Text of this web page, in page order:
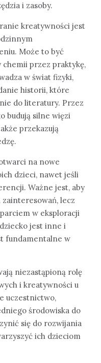
i zasoby.
kreatywności jest
Może to być
przez praktykę,
w świat fizyki,
historii, które
do literatury. Przez
budują silne więzi
przekazują
na nowe
dzieci, nawet jeśli
Ważne jest, aby
zainteresowań, lecz
w eksploracji
jest inne i
fundamentalne w
niezastąpioną rolę
i kreatywności u
uczestnictwo,
środowiska do
się do rozwijania
ich dzieciom